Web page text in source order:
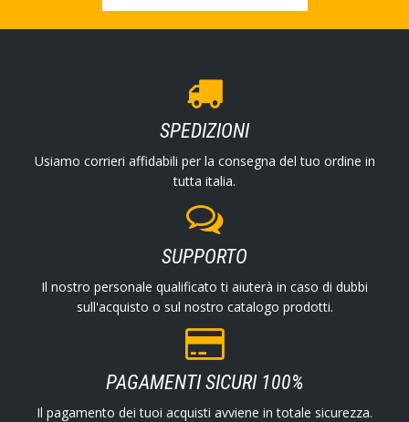
SPEDIZIONI
Usiamo corrieri affidabili per la consegna del tuo ordine in
tutta italia.
SUPPORTO
Il nostro personale qualificato ti aiuterà in caso di dubbi
sull'acquisto o sul nostro catalogo prodotti.
PAGAMENTI SICURI 100%
Il pagamento dei tuoi acquisti avviene in totale sicurezza.